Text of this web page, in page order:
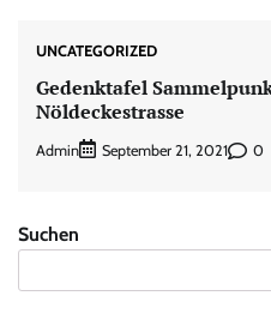
UNCATEGORIZED
Gedenktafel
Nöldeckestrasse
Admin September 21, 2021 0
Suchen